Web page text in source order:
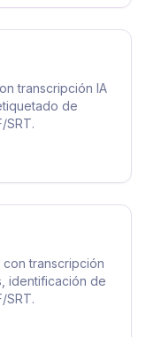
transcripción IA
de
SRT.
transcripción
identificación de
SRT.